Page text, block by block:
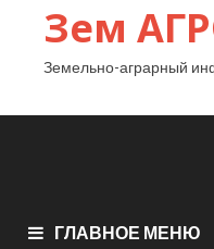
Зем
Земельно-аграрный
ГЛАВНОЕ МЕНЮ